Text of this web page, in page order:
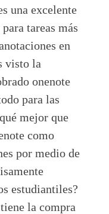
una excelente
tareas más
en
visto la
onenote
para las
mejor que
como
por medio de
estudiantiles?
la compra